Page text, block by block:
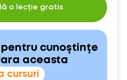
o lecție gratis
cunoștințe
aceasta
cursuri